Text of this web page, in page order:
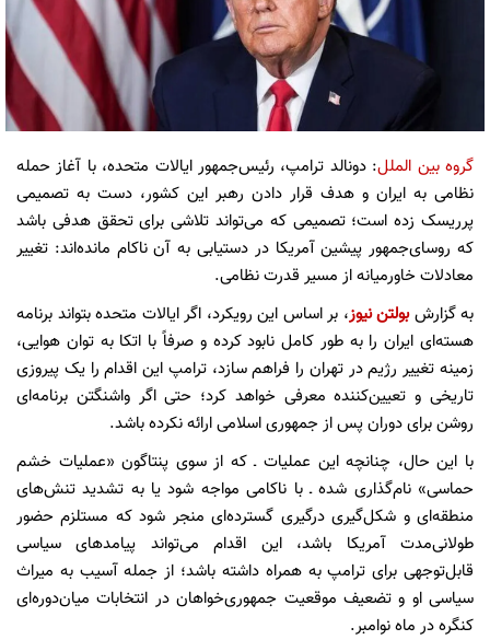
گروه بین الملل: دونالد ترامپ، رئیس‌جمهور ایالات متحده، با آغاز حمله
نظامی به ایران و هدف قرار دادن رهبر این کشور، دست به تصمیمی
پرریسک زده است؛ تصمیمی که می‌تواند تلاشی برای تحقق هدفی باشد
که روسای‌جمهور پیشین آمریکا در دستیابی به آن ناکام مانده‌اند: تغییر
معادلات خاورمیانه از مسیر قدرت نظامی.
به گزارشبولتن نیوز، بر اساس این رویکرد، اگر ایالات متحده بتواند برنامه
هسته‌ای ایران را به طور کامل نابود کرده و صرفاً با اتکا به توان هوایی،
زمینه تغییر رژیم در تهران را فراهم سازد، ترامپ این اقدام را یک پیروزی
تاریخی و تعیین‌کننده معرفی خواهد کرد؛ حتی اگر واشنگتن برنامه‌ای
روشن برای دوران پس از جمهوری اسلامی ارائه نکرده باشد.
با این حال، چنانچه این عملیات ـ که از سوی پنتاگون «عملیات خشم
حماسی» نام‌گذاری شده ـ با ناکامی مواجه شود یا به تشدید تنش‌های
منطقه‌ای و شکل‌گیری درگیری گسترده‌ای منجر شود که مستلزم حضور
طولانی‌مدت آمریکا باشد، این اقدام می‌تواند پیامدهای سیاسی
قابل‌توجهی برای ترامپ به همراه داشته باشد؛ از جمله آسیب به میراث
سیاسی او و تضعیف موقعیت جمهوری‌خواهان در انتخابات میان‌دوره‌ای
کنگره در ماه نوامبر.